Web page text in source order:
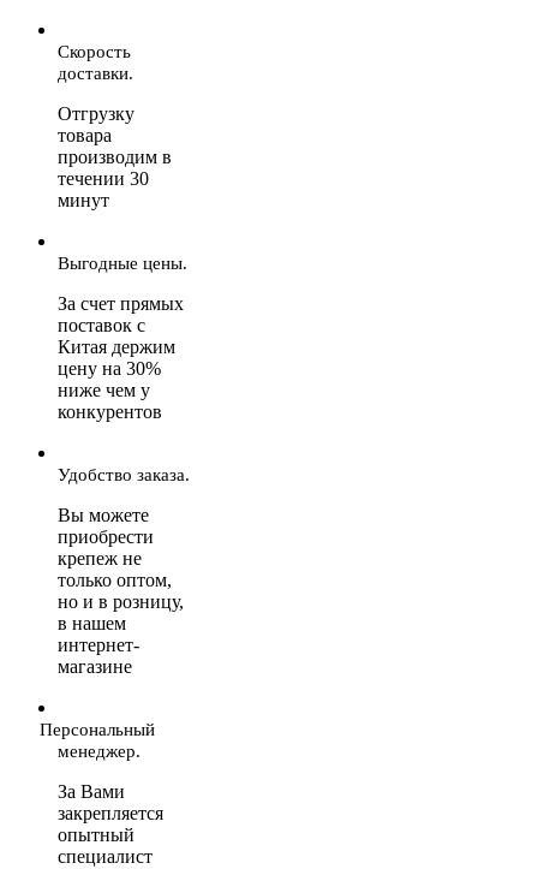
Скорость
доставки.
Отгрузку
товара
производим в
течении 30
минут
Выгодные цены.
За счет прямых
поставок с
Китая держим
цену на 30%
ниже чем у
конкурентов
Удобство заказа.
Вы можете
приобрести
крепеж не
только оптом,
но и в розницу,
в нашем
интернет-
магазине
Персональный
менеджер.
За Вами
закрепляется
опытный
специалист